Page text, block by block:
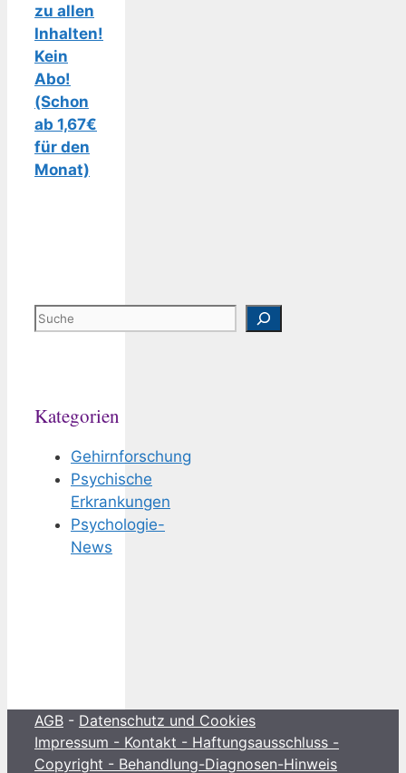
zu allen
Inhalten!
Kein
Abo!
(Schon
ab 1,67€
für den
Monat)
Suchen
Kategorien
Gehirnforschung
Psychische
Erkrankungen
Psychologie-
News
AGB - Datenschutz und Cookies
Impressum - Kontakt - Haftungsausschluss -
Copyright - Behandlung-Diagnosen-Hinweis